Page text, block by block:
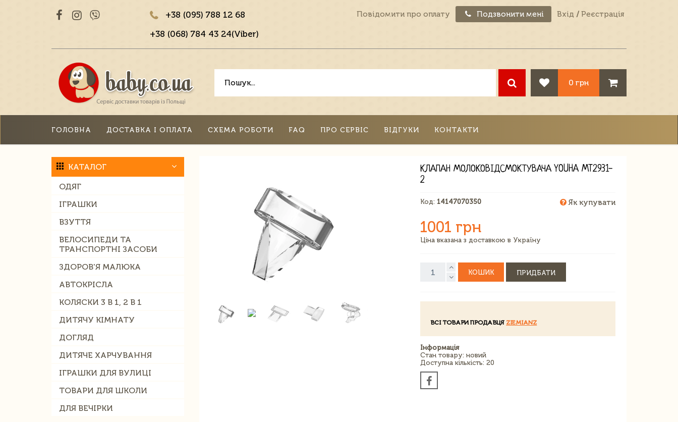
+38 (095) 788 12 68
+38 (068) 784 43 24(Viber)
Повідомити про оплату Подзвонити мені Вхід / Реєстрація
0 грн
ГОЛОВНА ДОСТАВКА І ОПЛАТА СХЕМА РОБОТИ FAQ ПРО СЕРВІС ВІДГУКИ КОНТАКТИ
КАТАЛОГ
ОДЯГ
ІГРАШКИ
ВЗУТТЯ
ВЕЛОСИПЕДИ ТА
ТРАНСПОРТНІ ЗАСОБИ
ЗДОРОВ'Я МАЛЮКА
АВТОКРІСЛА
КОЛЯСКИ 3 В 1, 2 В 1
ДИТЯЧУ КІМНАТУ
ДОГЛЯД
ДИТЯЧЕ ХАРЧУВАННЯ
ІГРАШКИ ДЛЯ ВУЛИЦІ
ТОВАРИ ДЛЯ ШКОЛИ
ДЛЯ ВЕЧІРКИ
КЛАПАН МОЛОКОВІДСМОКТУВАЧА YOUHA MT2931-
2
Код: 14147070350 Як купувати
1001 грн
Ціна вказана з доставкою в Україну
КОШИК ПРИДБАТИ
ВСІ ТОВАРИ ПРОДАВЦЯ ZIEMIANZ
Інформація
Стан товару: новий
Доступна кількість: 20